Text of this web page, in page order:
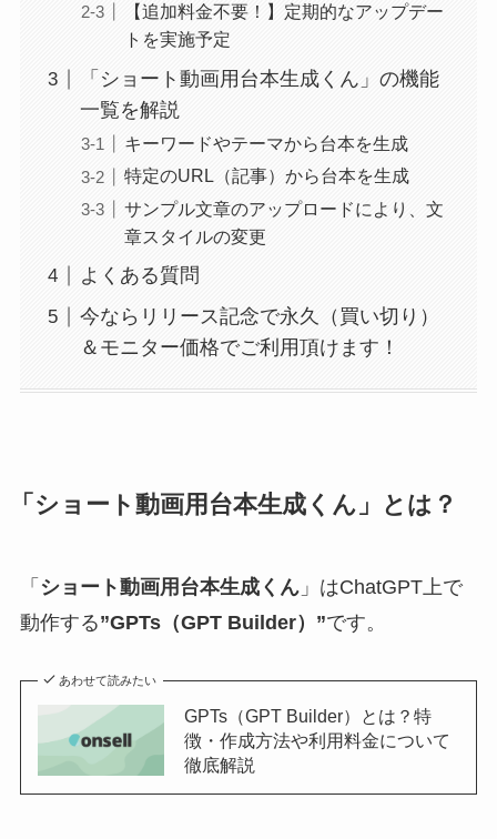
【追加料金不要！】定期的なアップデー
トを実施予定
「ショート動画用台本生成くん」の機能
一覧を解説
キーワードやテーマから台本を生成
特定のURL（記事）から台本を生成
サンプル文章のアップロードにより、文
章スタイルの変更
よくある質問
今ならリリース記念で永久（買い切り）
＆モニター価格でご利用頂けます！
「 ショート動画用台本生成くん 」とは？
「 ショート動画用台本生成くん」はChatGPT上で
動作する”GPTs（GPT Builder）”です。
あわせて読みたい
GPTs（GPT Builder）とは？特
徴・作成方法や利用料金について
徹底解説